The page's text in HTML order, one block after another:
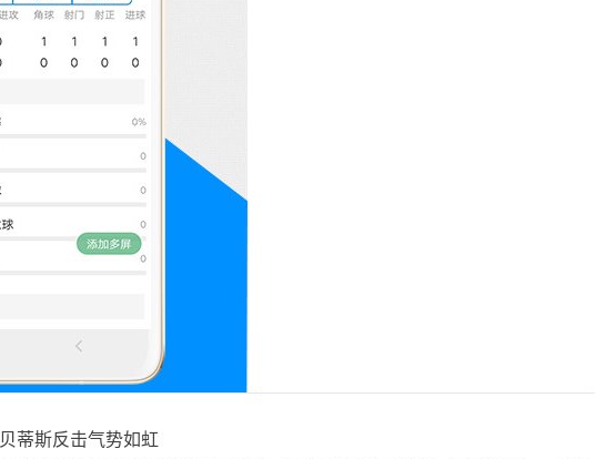
蒂斯反击气势如虹